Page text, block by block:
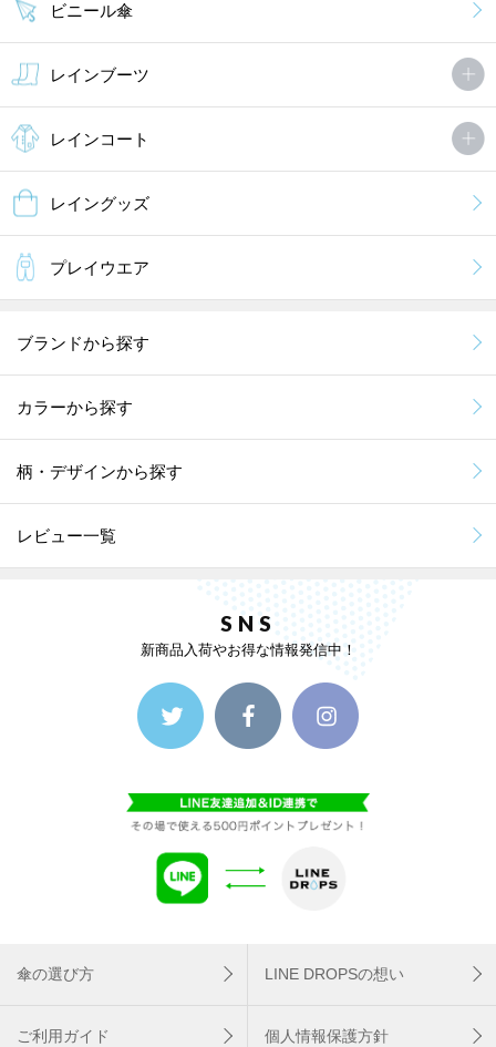
ビニール傘
レインブーツ
レインコート
レイングッズ
プレイウエア
ブランドから探す
カラーから探す
柄・デザインから探す
レビュー一覧
SNS
新商品入荷やお得な情報発信中！
傘の選び方 LINE DROPSの想い
ご利用ガイド 個人情報保護方針